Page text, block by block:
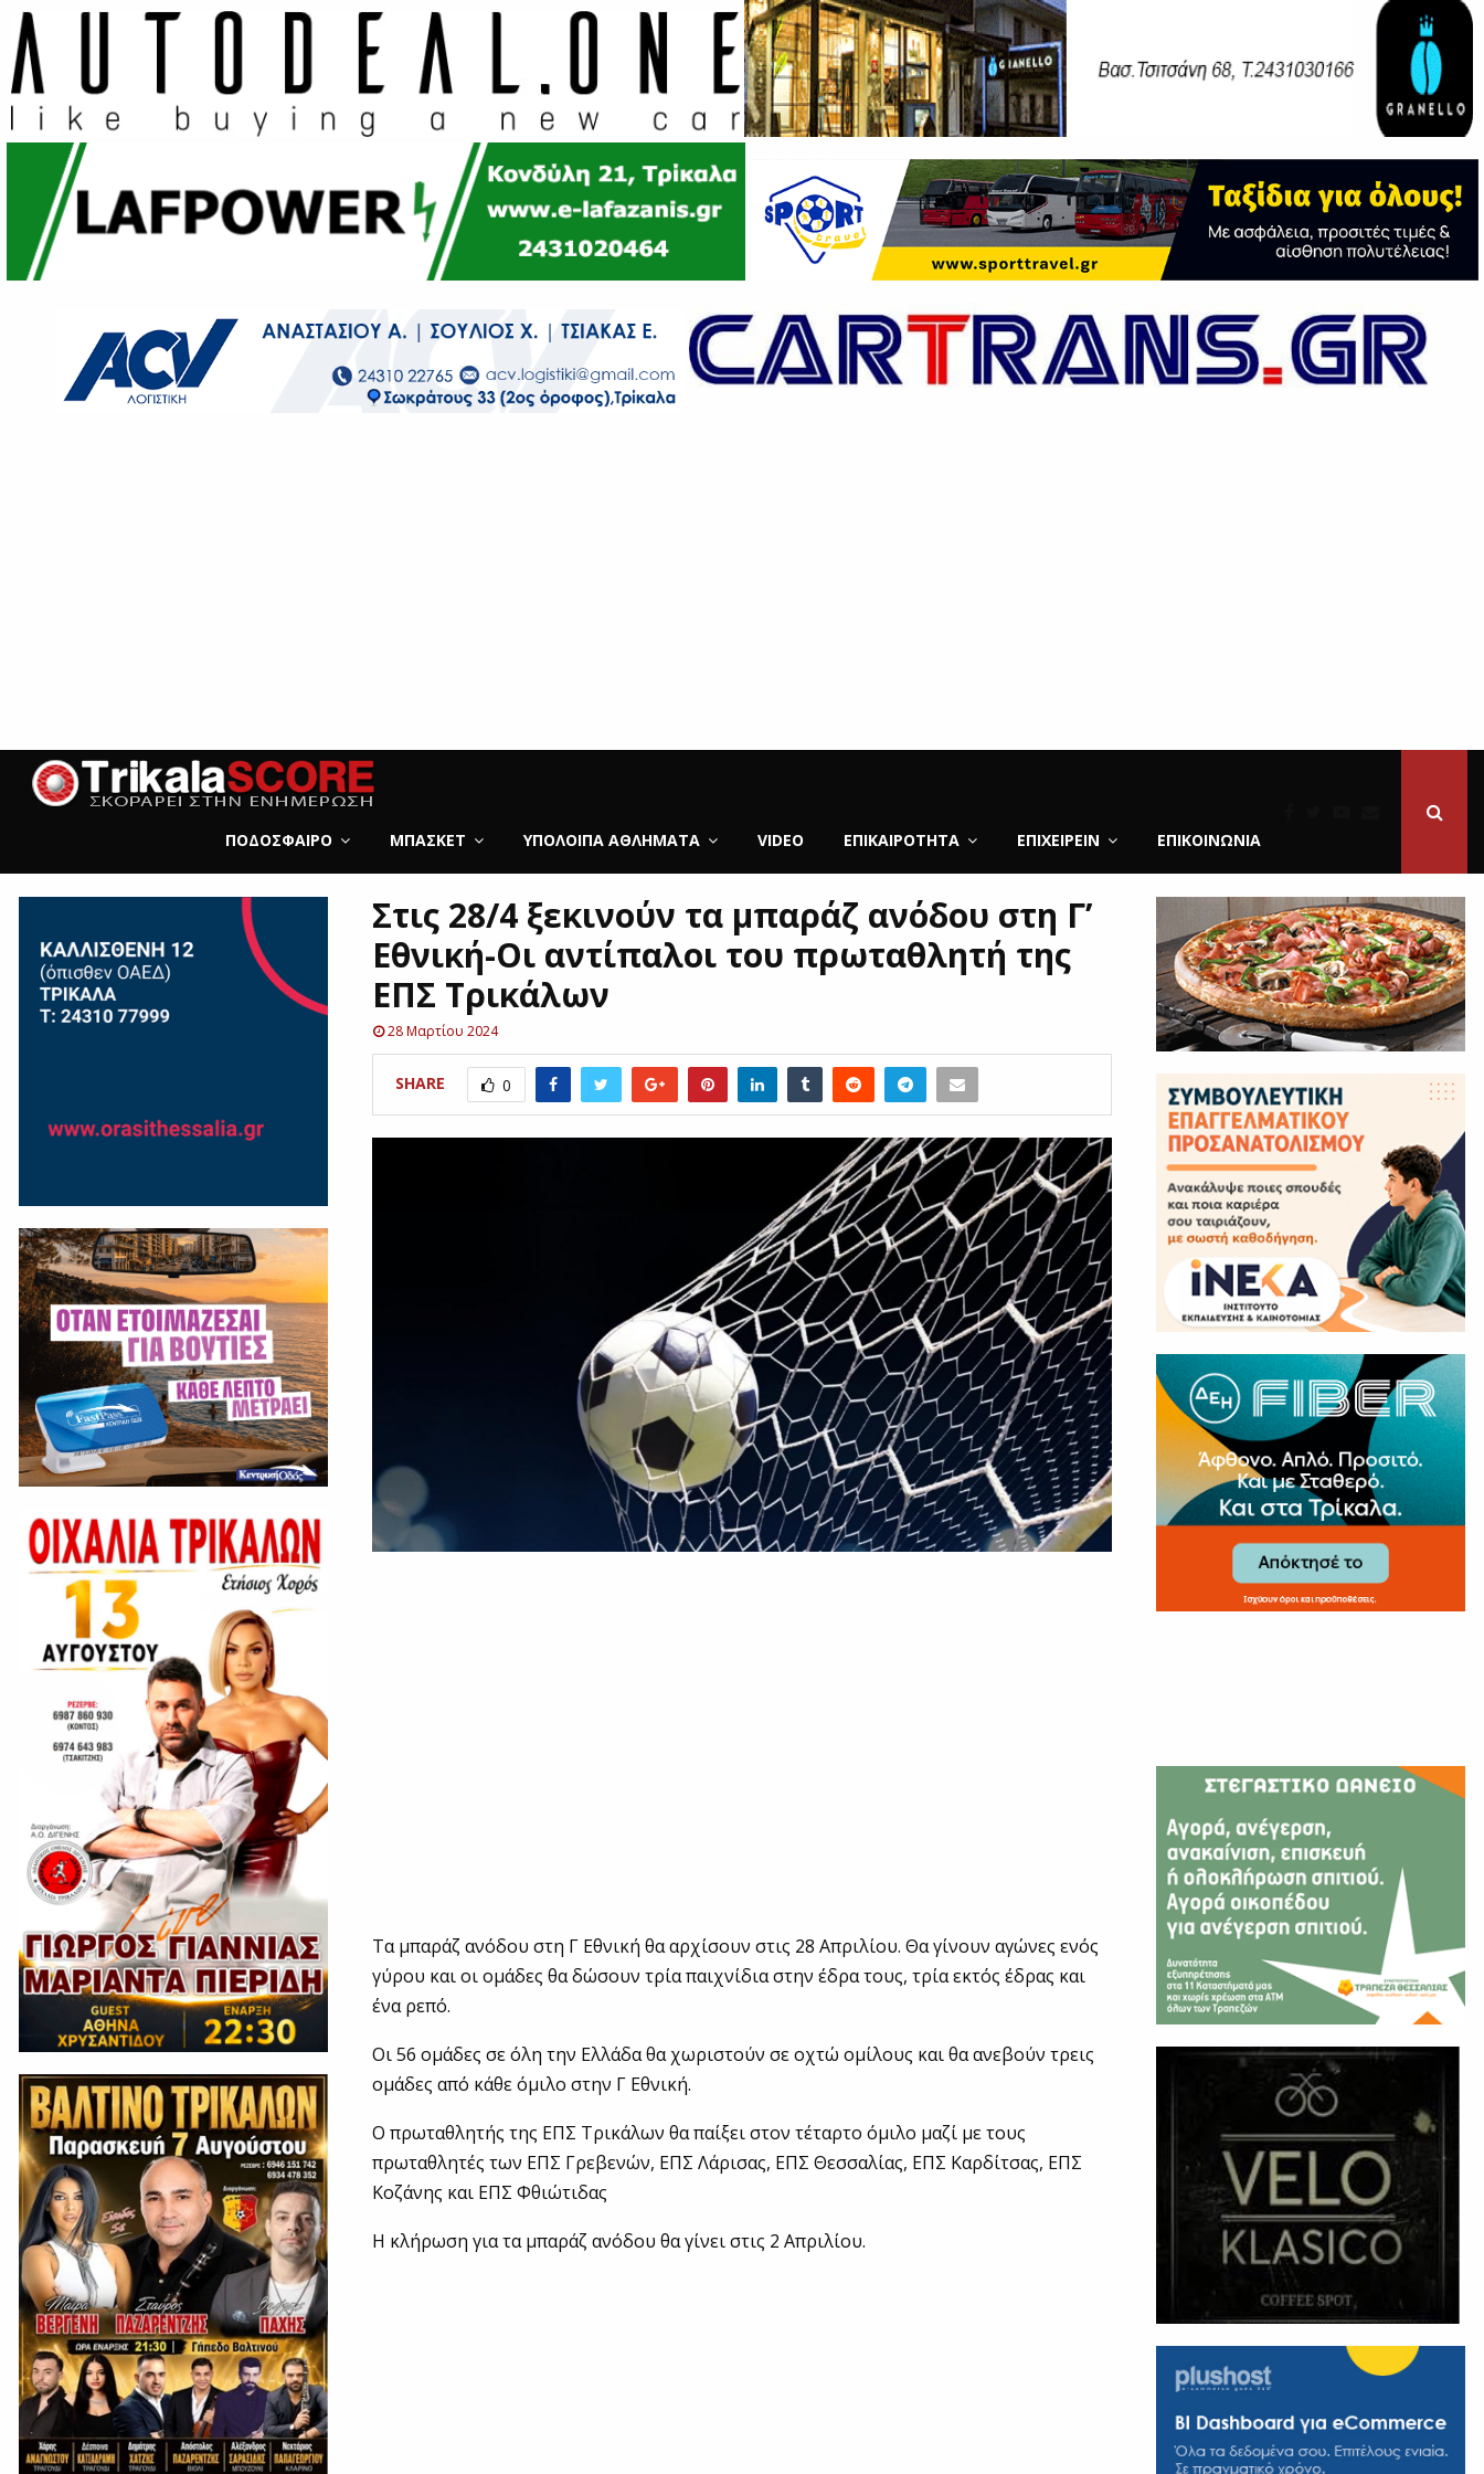
ΠΟΔΌΣΦΑΙΡΟ ΜΠΆΣΚΕΤ ΥΠΌΛΟΙΠΑ ΑΘΛΉΜΑΤΑ VIDEO ΕΠΙΚΑΙΡΌΤΗΤΑ ΕΠΙΧΕΙΡΕΙΝ ΕΠΙΚΟΙΝΩΝΊΑ
Στις 28/4 ξεκινούν τα μπαράζ ανόδου στη Γ’
Εθνική-Οι αντίπαλοι του πρωταθλητή της
ΕΠΣ Τρικάλων
28 Μαρτίου 2024
SHARE 0
Tα μπαράζ ανόδου στη Γ Εθνική θα αρχίσουν στις 28 Απριλίου. Θα γίνουν αγώνες ενός
γύρου και οι ομάδες θα δώσουν τρία παιχνίδια στην έδρα τους, τρία εκτός έδρας και
ένα ρεπό.
Οι 56 ομάδες σε όλη την Ελλάδα θα χωριστούν σε οχτώ ομίλους και θα ανεβούν τρεις
ομάδες από κάθε όμιλο στην Γ Εθνική.
Ο πρωταθλητής της ΕΠΣ Τρικάλων θα παίξει στον τέταρτο όμιλο μαζί με τους
πρωταθλητές των ΕΠΣ Γρεβενών, ΕΠΣ Λάρισας, ΕΠΣ Θεσσαλίας, ΕΠΣ Καρδίτσας, ΕΠΣ
Κοζάνης και ΕΠΣ Φθιώτιδας
Η κλήρωση για τα μπαράζ ανόδου θα γίνει στις 2 Απριλίου.